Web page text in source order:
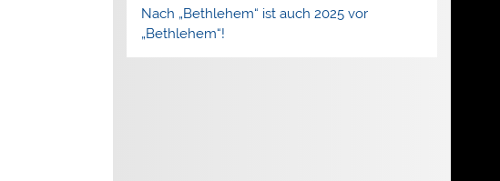
Nach „Bethlehem“ ist auch 2025 vor
„Bethlehem“!